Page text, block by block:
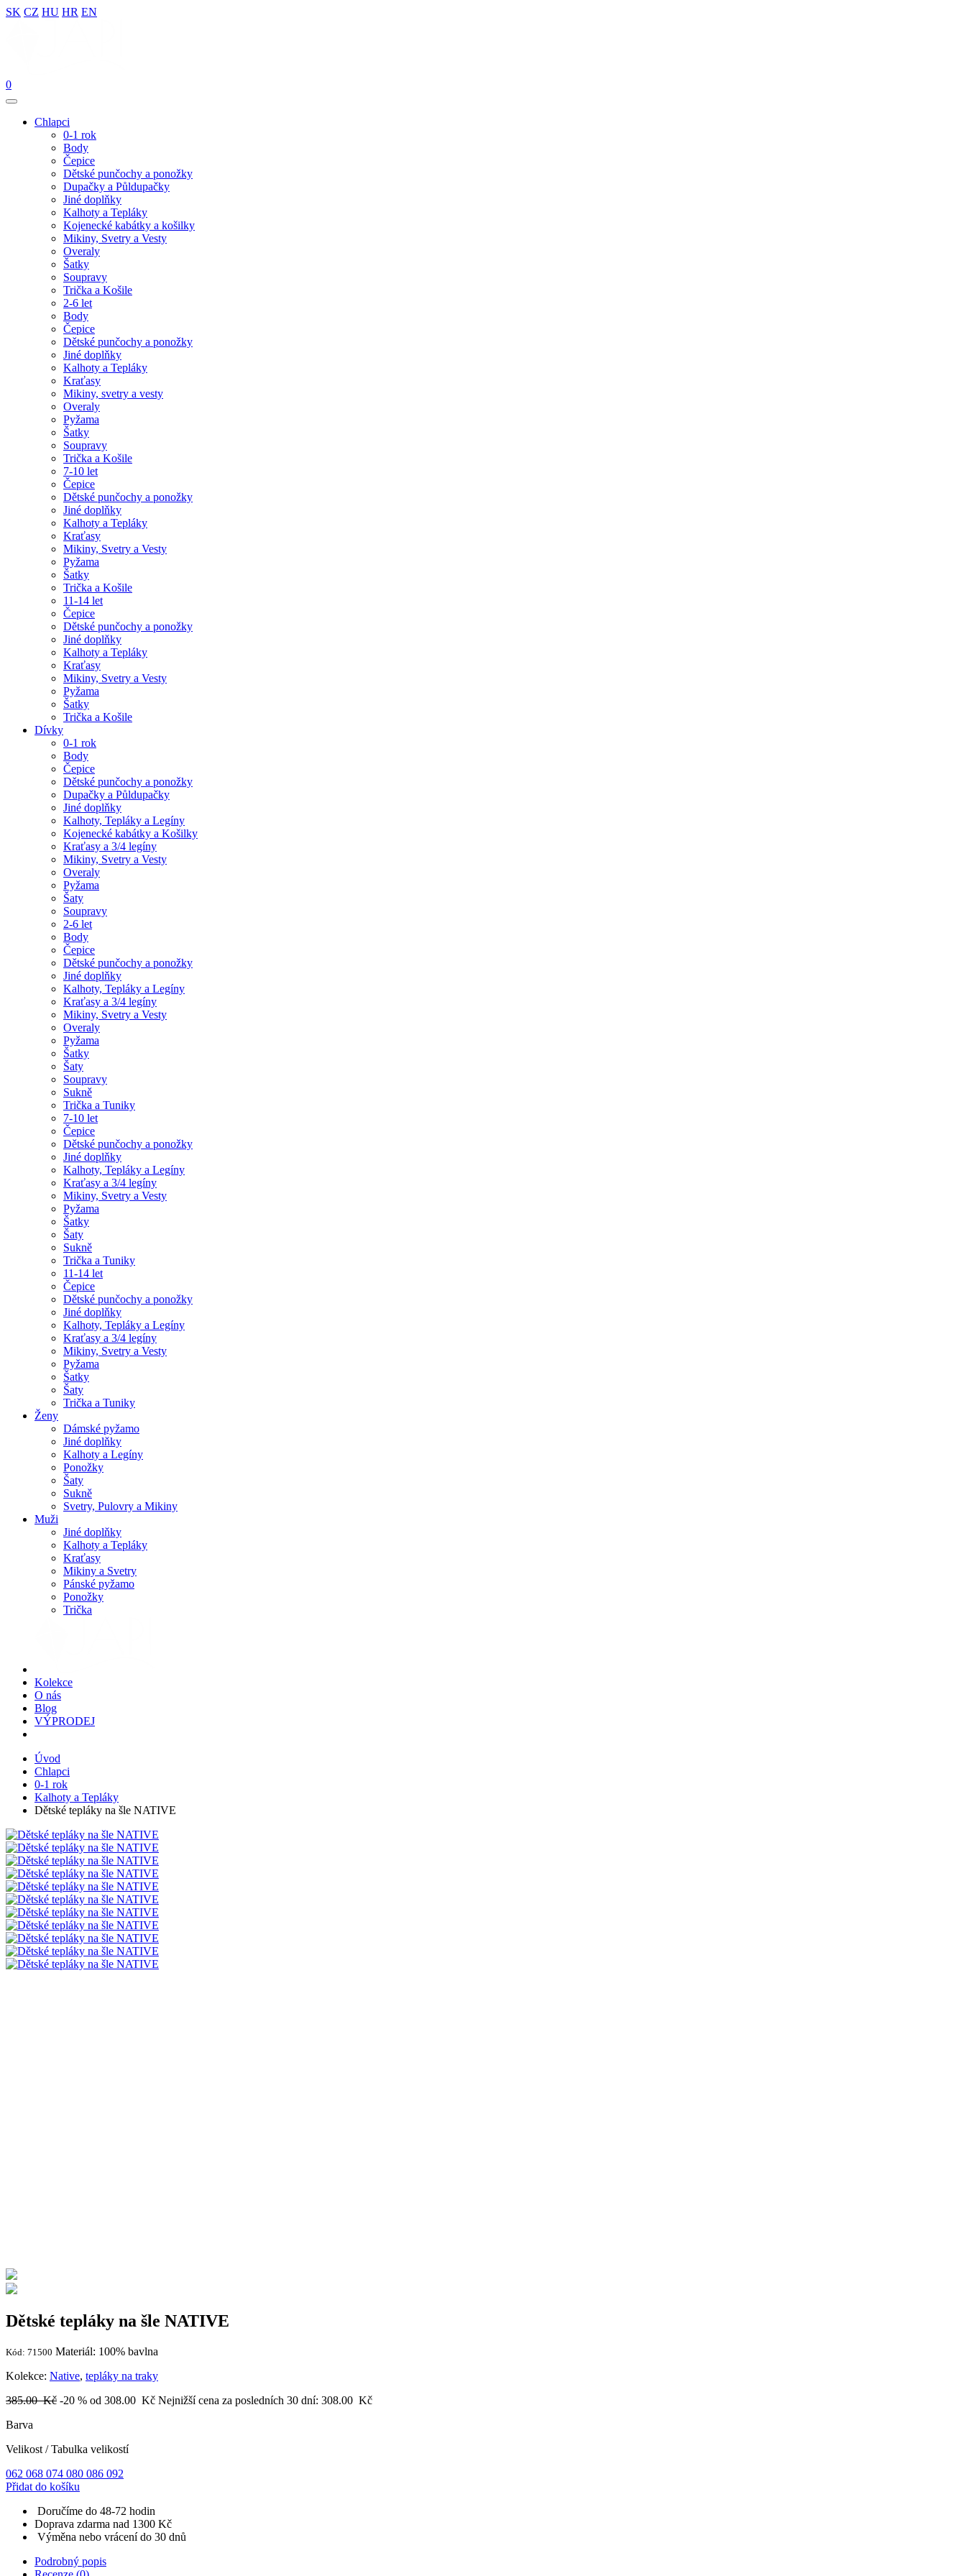
SK CZ HU HR EN
0
Chlapci
0-1 rok
Body
Čepice
Dětské punčochy a ponožky
Dupačky a Půldupačky
Jiné doplňky
Kalhoty a Tepláky
Kojenecké kabátky a košilky
Mikiny, Svetry a Vesty
Overaly
Šatky
Soupravy
Trička a Košile
2-6 let
Body
Čepice
Dětské punčochy a ponožky
Jiné doplňky
Kalhoty a Tepláky
Kraťasy
Mikiny, svetry a vesty
Overaly
Pyžama
Šatky
Soupravy
Trička a Košile
7-10 let
Čepice
Dětské punčochy a ponožky
Jiné doplňky
Kalhoty a Tepláky
Kraťasy
Mikiny, Svetry a Vesty
Pyžama
Šatky
Trička a Košile
11-14 let
Čepice
Dětské punčochy a ponožky
Jiné doplňky
Kalhoty a Tepláky
Kraťasy
Mikiny, Svetry a Vesty
Pyžama
Šatky
Trička a Košile
Dívky
0-1 rok
Body
Čepice
Dětské punčochy a ponožky
Dupačky a Půldupačky
Jiné doplňky
Kalhoty, Tepláky a Legíny
Kojenecké kabátky a Košilky
Kraťasy a 3/4 legíny
Mikiny, Svetry a Vesty
Overaly
Pyžama
Šaty
Soupravy
2-6 let
Body
Čepice
Dětské punčochy a ponožky
Jiné doplňky
Kalhoty, Tepláky a Legíny
Kraťasy a 3/4 legíny
Mikiny, Svetry a Vesty
Overaly
Pyžama
Šatky
Šaty
Soupravy
Sukně
Trička a Tuniky
7-10 let
Čepice
Dětské punčochy a ponožky
Jiné doplňky
Kalhoty, Tepláky a Legíny
Kraťasy a 3/4 legíny
Mikiny, Svetry a Vesty
Pyžama
Šatky
Šaty
Sukně
Trička a Tuniky
11-14 let
Čepice
Dětské punčochy a ponožky
Jiné doplňky
Kalhoty, Tepláky a Legíny
Kraťasy a 3/4 legíny
Mikiny, Svetry a Vesty
Pyžama
Šatky
Šaty
Trička a Tuniky
Ženy
Dámské pyžamo
Jiné doplňky
Kalhoty a Legíny
Ponožky
Šaty
Sukně
Svetry, Pulovry a Mikiny
Muži
Jiné doplňky
Kalhoty a Tepláky
Kraťasy
Mikiny a Svetry
Pánské pyžamo
Ponožky
Trička
Kolekce
O nás
Blog
VÝPRODEJ
Úvod
Chlapci
0-1 rok
Kalhoty a Tepláky
Dětské tepláky na šle NATIVE
Dětské tepláky na šle NATIVE
Kód: 71500 Materiál: 100% bavlna
Kolekce: Native, tepláky na traky
385.00 Kč -20 % od 308.00 Kč Nejnižší cena za posledních 30 dní: 308.00 Kč
Barva
Velikost /Tabulka velikostí
062 068 074 080 086 092
Přidat do košíku
Doručíme do 48-72 hodin
Doprava zdarma nad 1300 Kč
Výměna nebo vrácení do 30 dnů
Podrobný popis